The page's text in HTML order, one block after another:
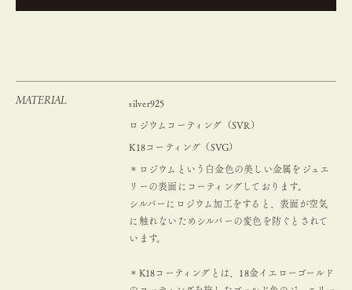
MATERIAL silver925
ロジウムコーティング（SVR）
K18コーティング（SVG）
＊ロジウムという白金色の美しい金属をジュエ
リーの表面にコーティングしております。
シルバーにロジウム加工をすると、表面が空気
に触れないためシルバーの変色を防ぐとされて
います。
＊K18コーティングとは、18金イエローゴールド